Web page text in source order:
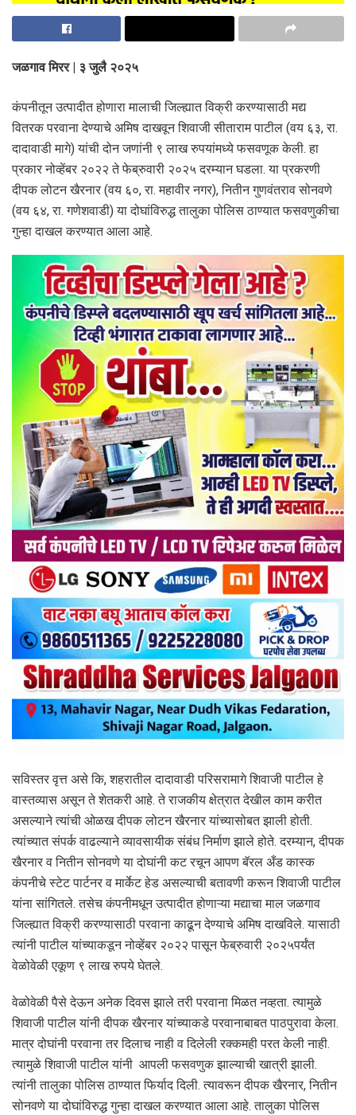
जळगाव मिरर | ३ जुलै २०२५
कंपनीतून उत्पादीत होणारा मालाची जिल्ह्यात विक्री करण्यासाठी मद्य
वितरक परवाना देण्याचे अमिष दाखवून शिवाजी सीताराम पाटील (वय ६३, रा.
दादावाडी मागे) यांची दोन जणांनी ९ लाख रुपयांमध्ये फसवणूक केली. हा
प्रकार नोव्हेंबर २०२२ ते फेब्रुवारी २०२५ दरम्यान घडला. या प्रकरणी
दीपक लोटन खैरनार (वय ६०, रा. महावीर नगर), नितीन गुणवंतराव सोनवणे
(वय ६४, रा. गणेशवाडी) या दोघांविरुद्ध तालुका पोलिस ठाण्यात फसवणुकीचा
गुन्हा दाखल करण्यात आला आहे.
सविस्तर वृत्त असे कि, शहरातील दादावाडी परिसरामागे शिवाजी पाटील हे
वास्तव्यास असून ते शेतकरी आहे. ते राजकीय क्षेत्रात देखील काम करीत
असल्याने त्यांची ओळख दीपक लोटन खैरनार यांच्यासोबत झाली होती.
त्यांच्यात संपर्क वाढल्याने व्यावसायीक संबंध निर्माण झाले होते. दरम्यान, दीपक
खैरनार व नितीन सोनवणे या दोघांनी कट रचून आपण बॅरल अँड कास्क
कंपनीचे स्टेट पार्टनर व मार्केट हेड असल्याची बतावणी करून शिवाजी पाटील
यांना सांगितले. तसेच कंपनीमधून उत्पादीत होणाऱ्या मद्याचा माल जळगाव
जिल्ह्यात विक्री करण्यासाठी परवाना काढून देण्याचे अमिष दाखविले. यासाठी
त्यांनी पाटील यांच्याकडून नोव्हेंबर २०२२ पासून फेब्रुवारी २०२५पर्यंत
वेळोवेळी एकूण ९ लाख रुपये घेतले.
वेळोवेळी पैसे देऊन अनेक दिवस झाले तरी परवाना मिळत नव्हता. त्यामुळे
शिवाजी पाटील यांनी दीपक खैरनार यांच्याकडे परवानाबाबत पाठपुरावा केला.
मात्र दोघांनी परवाना तर दिलाच नाही व दिलेली रक्कमही परत केली नाही.
त्यामुळे शिवाजी पाटील यांनी आपली फसवणुक झाल्याची खात्री झाली.
त्यांनी तालुका पोलिस ठाण्यात फिर्याद दिली. त्यावरून दीपक खैरनार, नितीन
सोनवणे या दोघांविरुद्ध गुन्हा दाखल करण्यात आला आहे. तालुका पोलिस